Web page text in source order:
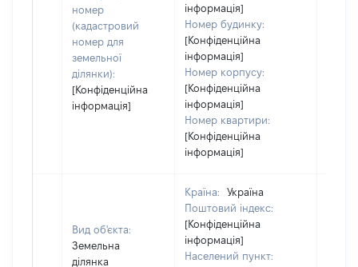
номер
(кадастровий
номер для
земельної
ділянки):
[Конфіденційна
інформація]
інформація]
Номер будинку:
[Конфіденційна
інформація]
Номер корпусу:
[Конфіденційна
інформація]
Номер квартири:
[Конфіденційна
інформація]
Вид об'єкта:
Земельна
ділянка
Країна:
Україна
Поштовий індекс:
[Конфіденційна
інформація]
Населений пункт: